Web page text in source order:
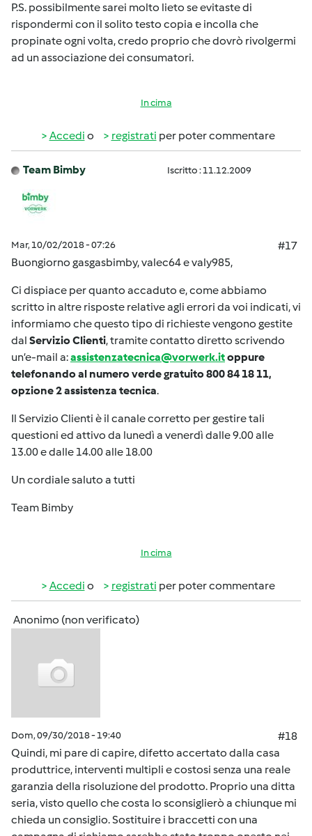
P.S. possibilmente sarei molto lieto se evitaste di
rispondermi con il solito testo copia e incolla che
propinate ogni volta, credo proprio che dovrò rivolgermi
ad un associazione dei consumatori.
In cima
Accedi o registrati per poter commentare
Team Bimby Iscritto : 11.12.2009
Mar, 10/02/2018 - 07:26
#17
Buongiorno gasgasbimby, valec64 e valy985,
Ci dispiace per quanto accaduto e, come abbiamo
scritto in altre risposte relative agli errori da voi indicati, vi
informiamo che questo tipo di richieste vengono gestite
dal Servizio Clienti, tramite contatto diretto scrivendo
un’e-mail a:assistenzatecnica@vorwerk.itoppure
telefonando al numero verde gratuito 800 84 18 11,
opzione 2 assistenza tecnica.
Il Servizio Clienti è il canale corretto per gestire tali
questioni ed attivo da lunedì a venerdì dalle 9.00 alle
13.00 e dalle 14.00 alle 18.00
Un cordiale saluto a tutti
Team Bimby
In cima
Accedi o registrati per poter commentare
Anonimo (non verificato)
Dom, 09/30/2018 - 19:40
#18
Quindi, mi pare di capire, difetto accertato dalla casa
produttrice, interventi multipli e costosi senza una reale
garanzia della risoluzione del prodotto. Proprio una ditta
seria, visto quello che costa lo sconsiglierò a chiunque mi
chieda un consiglio. Sostituire i braccetti con una